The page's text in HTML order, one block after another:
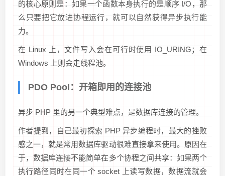
的核心原则是：如果一个函数本身执行的是顺序 I/O，那
么只要把它放进协程运行，就可以自然获得异步执行能
力。
在 Linux 上，文件写入会在可行时使用 IO_URING；在
Windows 上则会走线程池。
PDO Pool：开箱即用的连接池
异步 PHP 里的另一个典型难点，是数据库连接的管理。
作者提到，自己最初探索 PHP 异步编程时，最大的挫败
感之一，就是常用数据库驱动很难直接拿来使用。原因在
于，数据库连接不能简单在多个协程之间共享：如果两个
执行路径同时在同一个 socket 上读写数据，数据流就会